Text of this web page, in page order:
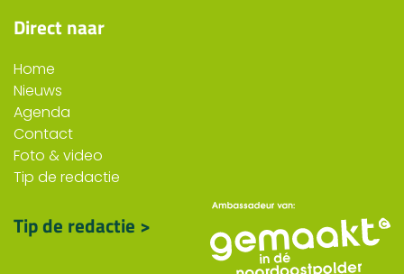
Direct naar
Home
Nieuws
Agenda
Contact
Foto & video
Tip de redactie
Tip de redactie >